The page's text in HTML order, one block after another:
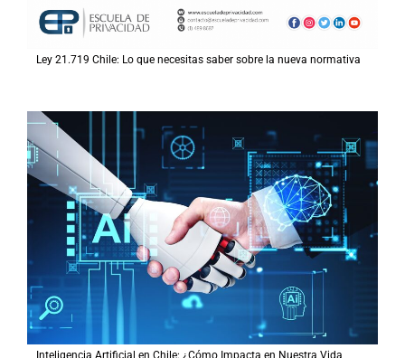
Ley 21.719 Chile: Lo que necesitas saber sobre la nueva normativa
Inteligencia Artificial en Chile: ¿Cómo Impacta en Nuestra Vida